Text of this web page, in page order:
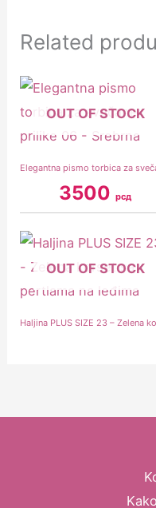
Related
OUT OF STOCK
3500рсд
OUT OF STOCK